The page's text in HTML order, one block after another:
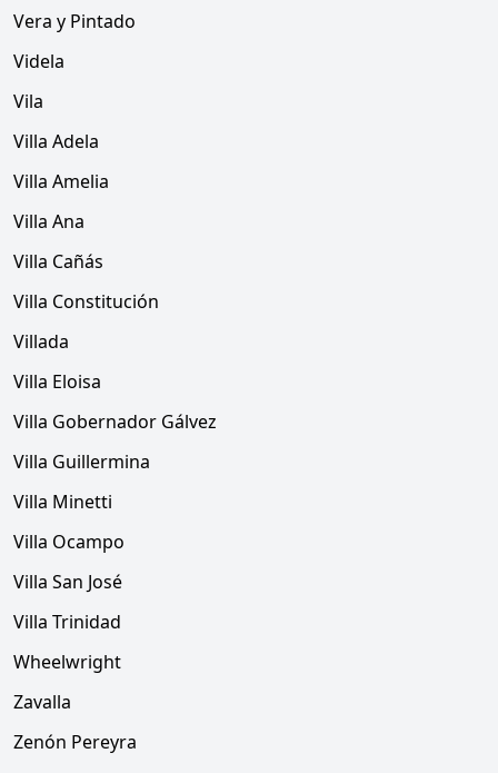
Vera y Pintado
Videla
Vila
Villa Adela
Villa Amelia
Villa Ana
Villa Cañás
Villa Constitución
Villada
Villa Eloisa
Villa Gobernador Gálvez
Villa Guillermina
Villa Minetti
Villa Ocampo
Villa San José
Villa Trinidad
Wheelwright
Zavalla
Zenón Pereyra